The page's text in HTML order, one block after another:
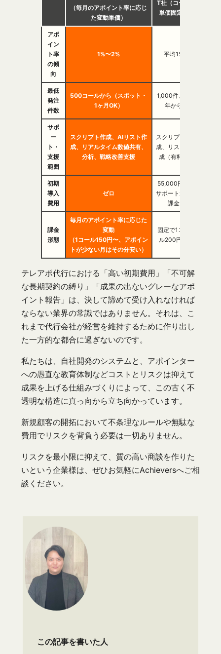
（毎月のアポイント率に応じ
た変動単価）
T社（コール
単価固定）
アポ
イン
ト率
の傾
向
1%〜2% 平均1%
最低
発注
件数
500コールから（スポット・
1ヶ月OK）
1,000件、半
年から
サポ
ー
ト・
支援
範囲
スクリプト作成、AIリスト作
成、リアルタイム数値共有、
分析、戦略改善支援
スクリプト作
成、リスト作
成（有料）
初期
導入
費用
ゼロ
55,000円＋
サポート追加
課金
課金
形態
毎月のアポイント率に応じた
変動
（1コール150円〜、アポイン
トが少ない月はその分安い）
固定で1コー
ル200円〜
テレアポ代行における「高い初期費用」「不可解
な長期契約の縛り」「成果の出ないグレーなアポ
イント報告」は、決して諦めて受け入れなければ
ならない業界の常識ではありません。それは、こ
れまで代行会社が経営を維持するために作り出し
た一方的な都合に過ぎないのです。
私たちは、自社開発のシステムと、アポインター
への愚直な教育体制などコストとリスクは抑えて
成果を上げる仕組みづくりによって、この古く不
透明な構造に真っ向から立ち向かっています。
新規顧客の開拓において不条理なルールや無駄な
費用でリスクを背負う必要は一切ありません。
リスクを最小限に抑えて、質の高い商談を作りた
いという企業様は、ぜひお気軽にAchieversへご相
談ください。
この記事を書いた人